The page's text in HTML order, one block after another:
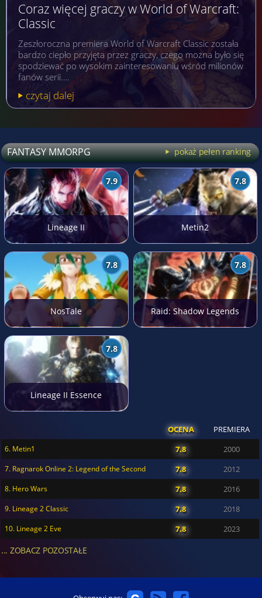
Coraz więcej graczy w World of Warcraft:
Classic
Zeszłoroczna premiera World of Warcraft Classic została
bardzo ciepło przyjęta przez graczy, czego można było się
spodziewać po wysokim zainteresowaniu wśród milionów
fanów serii.…
czytaj dalej
FANTASY MMORPG pokaż pełen ranking
7.9
Lineage II
7.8
Metin2
7.8
NosTale
7.8
Raid: Shadow Legends
7.8
Lineage II Essence
OCENA PREMIERA
6. Metin1 7.8 2000
7. Ragnarok Online 2: Legend of the Second 7.8 2012
8. Hero Wars 7.8 2016
9. Lineage 2 Classic 7.8 2018
10. Lineage 2 Eve 7.8 2023
... ZOBACZ POZOSTAŁE